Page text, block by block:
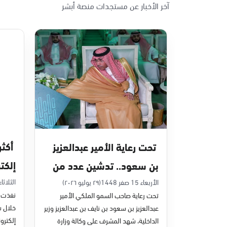
الأحد - الخميس (08:00-14:30)
الدمام, الدمام - بنده حي أحد
الأحد - الخميس (08:00-14:30)
التوجه للموقع
الدمام, الدمام - الغرفة التجارية
التوجه للموقع
الدمام, الدمام - بنده - حي الشاطئ
الأحد - الخميس (08:00-14:30)
التوجه للموقع
آخر الأخبار عن مستجدات منصة أبشر
تحت رعاية الأمير عبدالعزيز
بن سعود.. تدشين عدد من
مشاريع التحول الرقمي
والخدمات الإلكترونية
للأحوال المدنية
الأربعاء 15 صفر 1448
(٢٩ يوليو ٢٠٢٦)
تحت رعاية صاحب السمو الملكي الأمير
عبدالعزيز بن سعود بن نايف بن عبدالعزيز وزير
الداخلية، شهد المشرف على وكالة وزارة
في
الثلاثاء 7 صفر
نفذت